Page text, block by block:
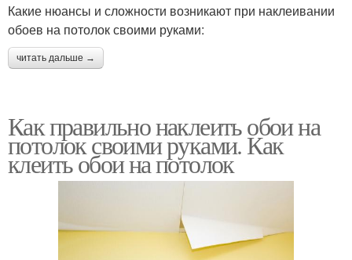
Какие нюансы и сложности возникают при наклеивании
обоев на потолок своими руками:
читать дальше →
Как правильно наклеить обои на
потолок своими руками. Как
клеить обои на потолок